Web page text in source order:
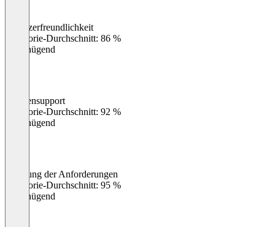
Benutzerfreundlichkeit
Kategorie-Durchschnitt: 86 %
Ungenügend
Kundensupport
Kategorie-Durchschnitt: 92 %
Ungenügend
Erfüllung der Anforderungen
Kategorie-Durchschnitt: 95 %
Ungenügend